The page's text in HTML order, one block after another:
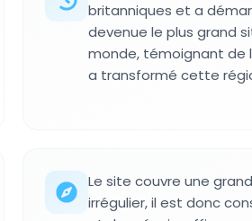
britanniques et a
devenue le plus grand
monde, témoignant de
a transformé cette
Le site couvre une
irrégulier, il est donc